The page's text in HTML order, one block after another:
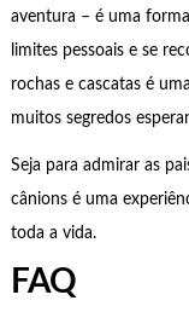
aventura – é uma
limites pessoais e se
rochas e cascatas é
muitos segredos
Seja para admirar as
cânions é uma
toda a vida.
FAQ